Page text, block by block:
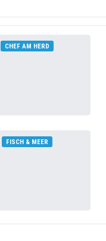
CHEF AM HERD
FISCH & MEER